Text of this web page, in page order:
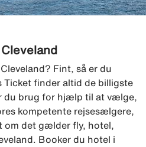
Fint, så er du
Ticket finder altid de billigste
du brug for hjælp til at vælge,
kompetente rejsesælgere,
om det gælder fly, hotel,
Booker du hotel i